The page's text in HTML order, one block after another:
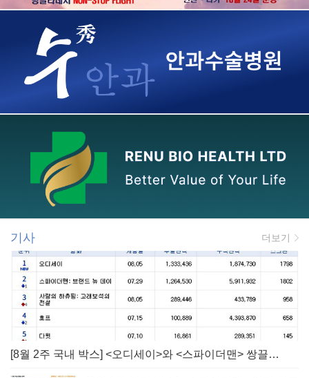
기사 더보기
[8월 2주 국내 박스] <오디세이>와 <스파이더맨> 쌍끌이! 대작 틈바구니 속 빛난 <사랑의 하츄핑>